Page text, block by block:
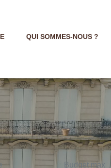
QUI SOMMES-NOUS ?